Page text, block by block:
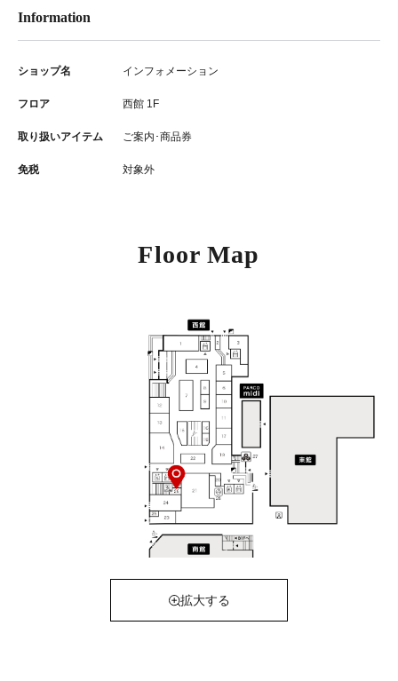
Information
ショップ名 インフォメーション
フロア 西館 1F
取り扱いアイテム ご案内･商品券
免税 対象外
Floor Map
拡大する